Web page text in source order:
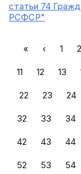
статьи 74
РСФСР"
« ‹ 1 2
11 12 13
22 23 24
32 33 34
42 43 44
52 53 54